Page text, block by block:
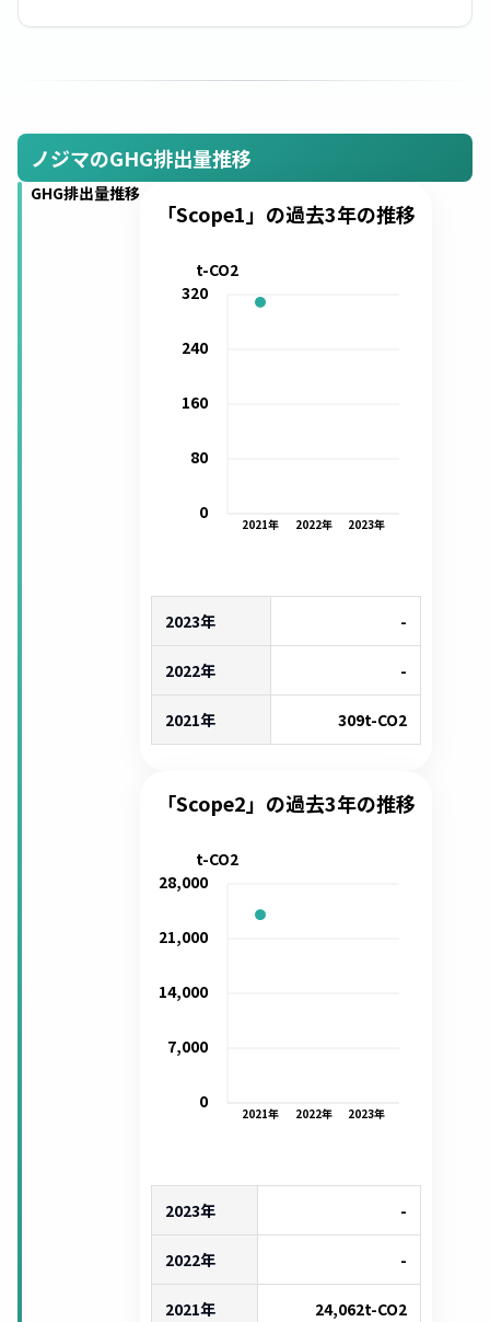
ノジマのGHG排出量推移
GHG排出量推移
「Scope1」の過去3年の推移
2021年 2022年 2023年
0
80
160
240
320
t-CO2
2023年 -
2022年 -
2021年 309t-CO2
「Scope2」の過去3年の推移
2021年 2022年 2023年
0
7,000
14,000
21,000
28,000
t-CO2
2023年 -
2022年 -
2021年 24,062t-CO2